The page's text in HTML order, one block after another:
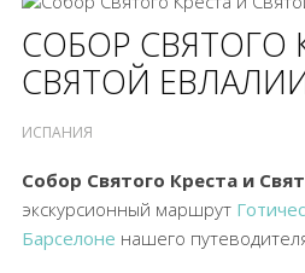
СОБОР СВЯТОГО
СВЯТОЙ
ИСПАНИЯ
Собор Святого Креста и
экскурсионный маршрут
Барселоне нашего